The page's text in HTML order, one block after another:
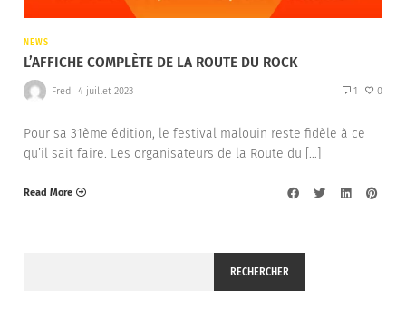
NEWS
L’AFFICHE COMPLÈTE DE LA ROUTE DU ROCK
Fred 4 juillet 2023 1 0
Pour sa 31ème édition, le festival malouin reste fidèle à ce
qu’il sait faire. Les organisateurs de la Route du […]
Read More
RECHERCHER